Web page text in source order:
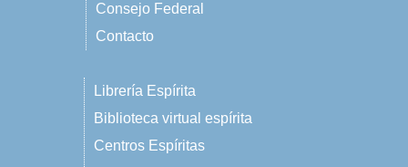
Consejo Federal
Contacto
Librería Espírita
Biblioteca virtual espírita
Centros Espíritas